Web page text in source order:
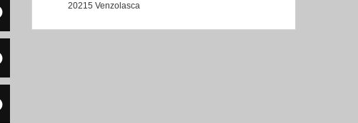
20215 Venzolasca